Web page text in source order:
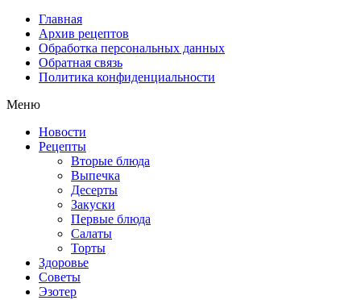
Главная
Архив рецептов
Обработка персональных данных
Обратная связь
Политика конфиденциальности
Меню
Новости
Рецепты
Вторые блюда
Выпечка
Десерты
Закуски
Первые блюда
Салаты
Торты
Здоровье
Советы
Эзотер